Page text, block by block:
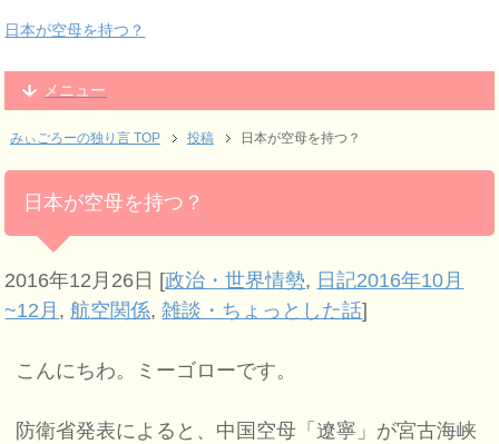
日本が空母を持つ？
メニュー
みぃごろーの独り言 TOP 投稿 日本が空母を持つ？
日本が空母を持つ？
2016年12月26日 [政治・世界情勢, 日記2016年10月
~12月 ,航空関係,雑談・ちょっとした話]
こんにちわ。ミーゴローです。
防衛省発表によると、中国空母「遼寧」が宮古海峡